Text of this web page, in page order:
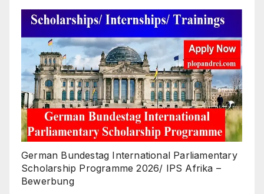
German Bundestag International Parliamentary
Scholarship Programme 2026/ IPS Afrika –
Bewerbung